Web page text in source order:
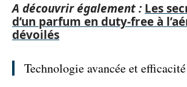
A découvrir également : Les
d’un parfum en duty-free à
dévoilés
Technologie avancée et efficacité